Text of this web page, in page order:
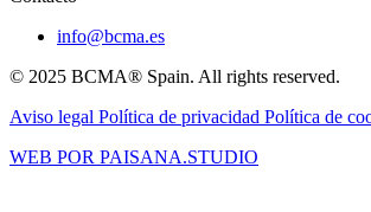
info@bcma.es
© 2025 BCMA® Spain. All rights reserved.
Aviso legal Política de privacidad Política de
WEB POR PAISANA.STUDIO